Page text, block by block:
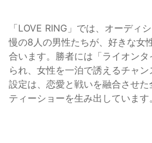
「LOVE RING」では、オーディ
慢の8人の男性たちが、好きな女
合います。勝者には「ライオンタ
られ、女性を一泊で誘えるチャ
設定は、恋愛と戦いを融合させ
ティーショーを生み出しています。